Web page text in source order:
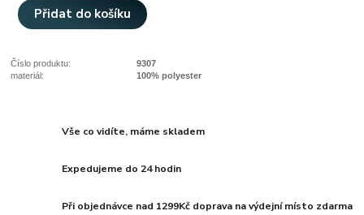
Přidat do košíku
Číslo produktu:
9307
materiál:
100% polyester
Vše co vidíte, máme skladem
Expedujeme do 24 hodin
Při objednávce nad 1299Kč doprava na výdejní místo zdarma